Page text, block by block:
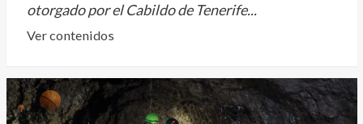
otorgado por el Cabildo de Tenerife...
Ver contenidosLeer
sobre
Afectados
de